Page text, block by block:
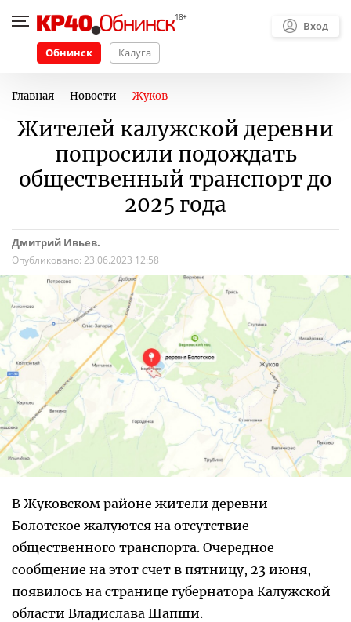
Обнинск Калуга
Вход
Главная Новости Жуков
Жителей калужской деревни
попросили подождать
общественный транспорт до
2025 года
Дмитрий Ивьев.
Опубликовано: 23.06.2023 12:58
В Жуковском районе жители деревни
Болотское жалуются на отсутствие
общественного транспорта. Очередное
сообщение на этот счет в пятницу, 23 июня,
появилось на странице губернатора Калужской
области Владислава Шапши.